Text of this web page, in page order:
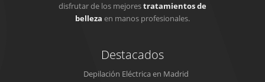
disfrutar de los mejorestratamientos de
belleza en manos profesionales.
Destacados
Depilación Eléctrica en Madrid